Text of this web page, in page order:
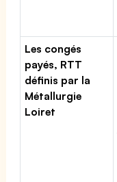
Les congés
payés, RTT
définis par la
Métallurgie
Loiret